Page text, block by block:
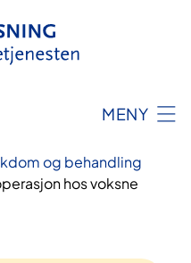
MENY
og behandling
hos voksne